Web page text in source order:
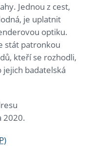
Jednou z cest,
je uplatnit
optiku.
stát patronkou
kteří se rozhodli,
badatelská
2020.